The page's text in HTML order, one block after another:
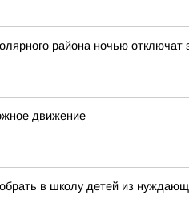
района ночью отключат
движение
в школу детей из